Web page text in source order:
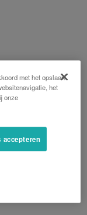
met het opslaan
het
onze
accepteren